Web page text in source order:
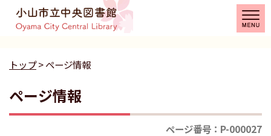
トップ> ページ情報
ページ情報
ページ番号：P-000027